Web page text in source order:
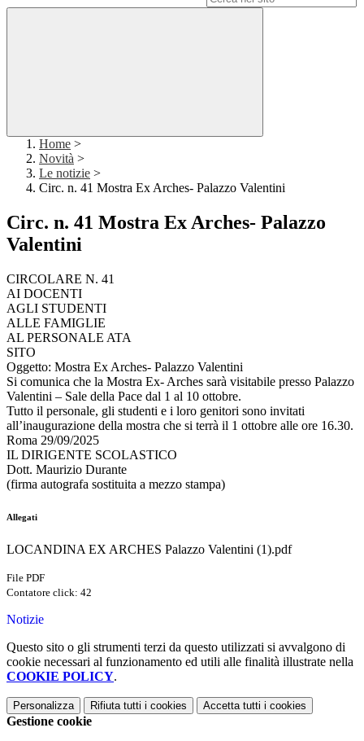
Home >
Novità >
Le notizie >
Circ. n. 41 Mostra Ex Arches- Palazzo Valentini
Circ. n. 41 Mostra Ex Arches- Palazzo
Valentini
CIRCOLARE N. 41
AI DOCENTI
AGLI STUDENTI
ALLE FAMIGLIE
AL PERSONALE ATA
SITO
Oggetto: Mostra Ex Arches- Palazzo Valentini
Si comunica che la Mostra Ex- Arches sarà visitabile presso Palazzo
Valentini – Sale della Pace dal 1 al 10 ottobre.
Tutto il personale, gli studenti e i loro genitori sono invitati
all’inaugurazione della mostra che si terrà il 1 ottobre alle ore 16.30.
Roma 29/09/2025
IL DIRIGENTE SCOLASTICO
Dott. Maurizio Durante
(firma autografa sostituita a mezzo stampa)
Allegati
LOCANDINA EX ARCHES Palazzo Valentini (1).pdf
File PDF
Contatore click: 42
Notizie
Questo sito o gli strumenti terzi da questo utilizzati si avvalgono di
cookie necessari al funzionamento ed utili alle finalità illustrate nella
COOKIE POLICY.
Personalizza Rifiuta tutti i cookies Accetta tutti i cookies
Gestione cookie